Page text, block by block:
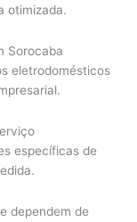
otimizada.
Sorocaba
eletrodomésticos
específicas de
dependem de